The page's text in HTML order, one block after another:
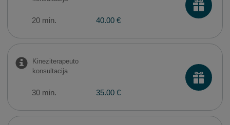
20 min. 40.00 €
Kineziterapeuto
konsultacija
30 min. 35.00 €